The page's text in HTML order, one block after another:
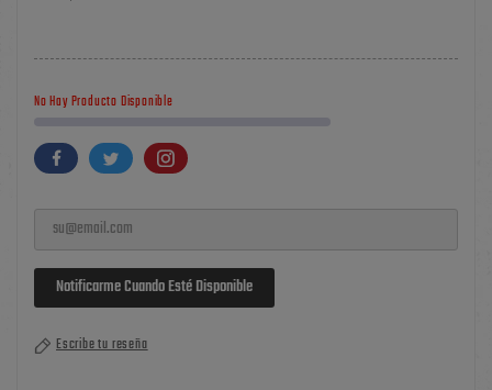
No Hay Producto Disponible
Notificarme Cuando Esté Disponible
Escribe tu reseña